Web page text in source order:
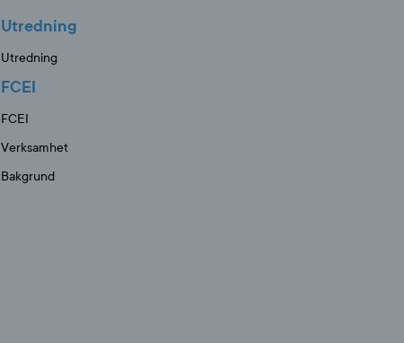
Utredning
Utredning
FCEI
FCEI
Verksamhet
Bakgrund